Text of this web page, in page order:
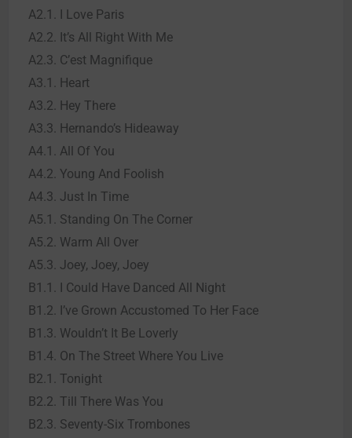
A2.1. I Love Paris
A2.2. It’s All Right With Me
A2.3. C’est Magnifique
A3.1. Heart
A3.2. Hey There
A3.3. Hernando’s Hideaway
A4.1. All Of You
A4.2. Young And Foolish
A4.3. Just In Time
A5.1. Standing On The Corner
A5.2. Warm All Over
A5.3. Joey, Joey, Joey
B1.1. I Could Have Danced All Night
B1.2. I’ve Grown Accustomed To Her Face
B1.3. Wouldn’t It Be Loverly
B1.4. On The Street Where You Live
B2.1. Tonight
B2.2. Till There Was You
B2.3. Seventy-Six Trombones